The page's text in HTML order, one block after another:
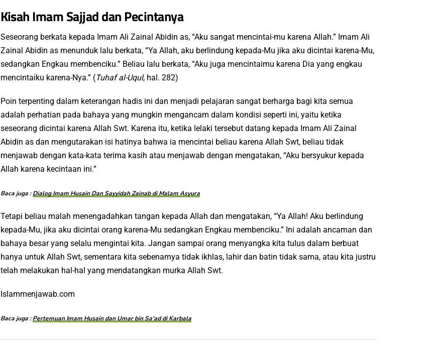
Kisah Imam Sajjad dan Pecintanya
Seseorang berkata kepada Imam Ali Zainal Abidin as, “Aku sangat mencintai-mu karena Allah.” Imam Ali
Zainal Abidin as menunduk lalu berkata, “Ya Allah, aku berlindung kepada-Mu jika aku dicintai karena-Mu,
sedangkan Engkau membenciku.” Beliau lalu berkata, “Aku juga mencintaimu karena Dia yang engkau
mencintaiku karena-Nya.” (Tuhaf al-Uqul, hal. 282)
Poin terpenting dalam keterangan hadis ini dan menjadi pelajaran sangat berharga bagi kita semua
adalah perhatian pada bahaya yang mungkin mengancam dalam kondisi seperti ini, yaitu ketika
seseorang dicintai karena Allah Swt. Karena itu, ketika lelaki tersebut datang kepada Imam Ali Zainal
Abidin as dan mengutarakan isi hatinya bahwa ia mencintai beliau karena Allah Swt, beliau tidak
menjawab dengan kata-kata terima kasih atau menjawab dengan mengatakan, “Aku bersyukur kepada
Allah karena kecintaan ini.”
Baca juga :Dialog Imam Husain Dan Sayyidah Zainab di Malam Asyura
Tetapi beliau malah menengadahkan tangan kepada Allah dan mengatakan, “Ya Allah! Aku berlindung
kepada-Mu, jika aku dicintai orang karena-Mu sedangkan Engkau membenciku.” Ini adalah ancaman dan
bahaya besar yang selalu mengintai kita. Jangan sampai orang menyangka kita tulus dalam berbuat
hanya untuk Allah Swt, sementara kita sebenarnya tidak ikhlas, lahir dan batin tidak sama, atau kita justru
telah melakukan hal-hal yang mendatangkan murka Allah Swt.
Islammenjawab.com
Baca juga :Pertemuan Imam Husain dan Umar bin Sa’ad di Karbala